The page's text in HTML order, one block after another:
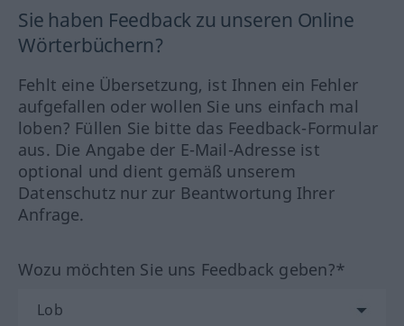
Sie haben Feedback zu unseren Online
Wörterbüchern?
Fehlt eine Übersetzung, ist Ihnen ein Fehler
aufgefallen oder wollen Sie uns einfach mal
loben? Füllen Sie bitte das Feedback-Formular
aus. Die Angabe der E-Mail-Adresse ist
optional und dient gemäß unserem
Datenschutz nur zur Beantwortung Ihrer
Anfrage.
Wozu möchten Sie uns Feedback geben?*